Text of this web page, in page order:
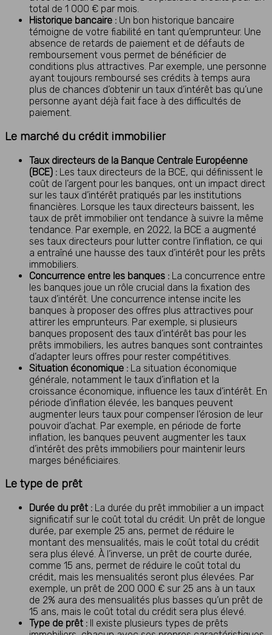
total de 1 000 € par mois.
Historique bancaire : Un bon historique bancaire
témoigne de votre fiabilité en tant qu’emprunteur. Une
absence de retards de paiement et de défauts de
remboursement vous permet de bénéficier de
conditions plus attractives. Par exemple, une personne
ayant toujours remboursé ses crédits à temps aura
plus de chances d’obtenir un taux d’intérêt bas qu’une
personne ayant déjà fait face à des difficultés de
paiement.
Le marché du crédit immobilier
Taux directeurs de la Banque Centrale Européenne
(BCE) : Les taux directeurs de la BCE, qui définissent le
coût de l’argent pour les banques, ont un impact direct
sur les taux d’intérêt pratiqués par les institutions
financières. Lorsque les taux directeurs baissent, les
taux de prêt immobilier ont tendance à suivre la même
tendance. Par exemple, en 2022, la BCE a augmenté
ses taux directeurs pour lutter contre l’inflation, ce qui
a entraîné une hausse des taux d’intérêt pour les prêts
immobiliers.
Concurrence entre les banques : La concurrence entre
les banques joue un rôle crucial dans la fixation des
taux d’intérêt. Une concurrence intense incite les
banques à proposer des offres plus attractives pour
attirer les emprunteurs. Par exemple, si plusieurs
banques proposent des taux d’intérêt bas pour les
prêts immobiliers, les autres banques sont contraintes
d’adapter leurs offres pour rester compétitives.
Situation économique : La situation économique
générale, notamment le taux d’inflation et la
croissance économique, influence les taux d’intérêt. En
période d’inflation élevée, les banques peuvent
augmenter leurs taux pour compenser l’érosion de leur
pouvoir d’achat. Par exemple, en période de forte
inflation, les banques peuvent augmenter les taux
d’intérêt des prêts immobiliers pour maintenir leurs
marges bénéficiaires.
Le type de prêt
Durée du prêt : La durée du prêt immobilier a un impact
significatif sur le coût total du crédit. Un prêt de longue
durée, par exemple 25 ans, permet de réduire le
montant des mensualités, mais le coût total du crédit
sera plus élevé. À l’inverse, un prêt de courte durée,
comme 15 ans, permet de réduire le coût total du
crédit, mais les mensualités seront plus élevées. Par
exemple, un prêt de 200 000 € sur 25 ans à un taux
de 2% aura des mensualités plus basses qu’un prêt de
15 ans, mais le coût total du crédit sera plus élevé.
Type de prêt : Il existe plusieurs types de prêts